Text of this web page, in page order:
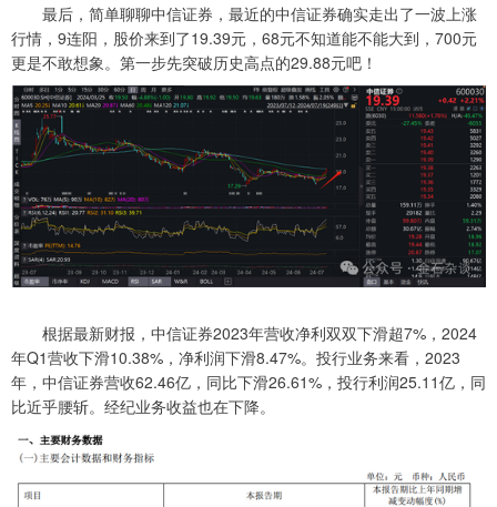
最后，简单聊聊中信证券，最近的中信证券确实走出了一波上涨
行情，9连阳，股价来到了19.39元，68元不知道能不能大到，700元
更是不敢想象。第一步先突破历史高点的29.88元吧！
根据最新财报，中信证券2023年营收净利双双下滑超7%，2024
年Q1营收下滑10.38%，净利润下滑8.47%。投行业务来看，2023
年，中信证券营收62.46亿，同比下滑26.61%，投行利润25.11亿，同
比近乎腰斩。经纪业务收益也在下降。